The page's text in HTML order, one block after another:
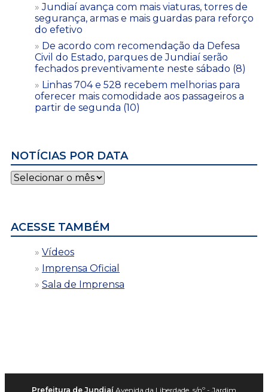
Jundiaí avança com mais viaturas, torres de
segurança, armas e mais guardas para reforço
do efetivo
De acordo com recomendação da Defesa
Civil do Estado, parques de Jundiaí serão
fechados preventivamente neste sábado (8)
Linhas 704 e 528 recebem melhorias para
oferecer mais comodidade aos passageiros a
partir de segunda (10)
NOTÍCIAS POR DATA
Notícias
por
ACESSE TAMBÉM
Vídeos
Imprensa Oficial
Sala de Imprensa
Prefeitura de Jundiaí Avenida da Liberdade, s/nº - Jardim